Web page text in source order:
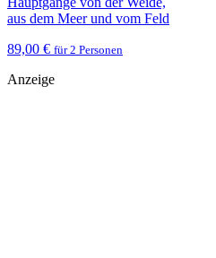
aus dem Meer und vom Feld
89,00 € für 2 Personen
Anzeige